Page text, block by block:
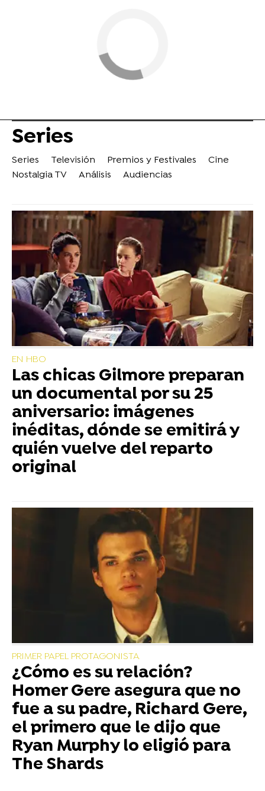
Series
Series Televisión Premios y Festivales
Cine
Nostalgia TV
Análisis Audiencias
EN HBO
Las chicas Gilmore preparan
un documental por su 25
aniversario: imágenes
inéditas, dónde se emitirá y
quién vuelve del reparto
original
PRIMER PAPEL PROTAGONISTA
¿Cómo es su relación?
Homer Gere asegura que no
fue a su padre, Richard Gere,
el primero que le dijo que
Ryan Murphy lo eligió para
The Shards